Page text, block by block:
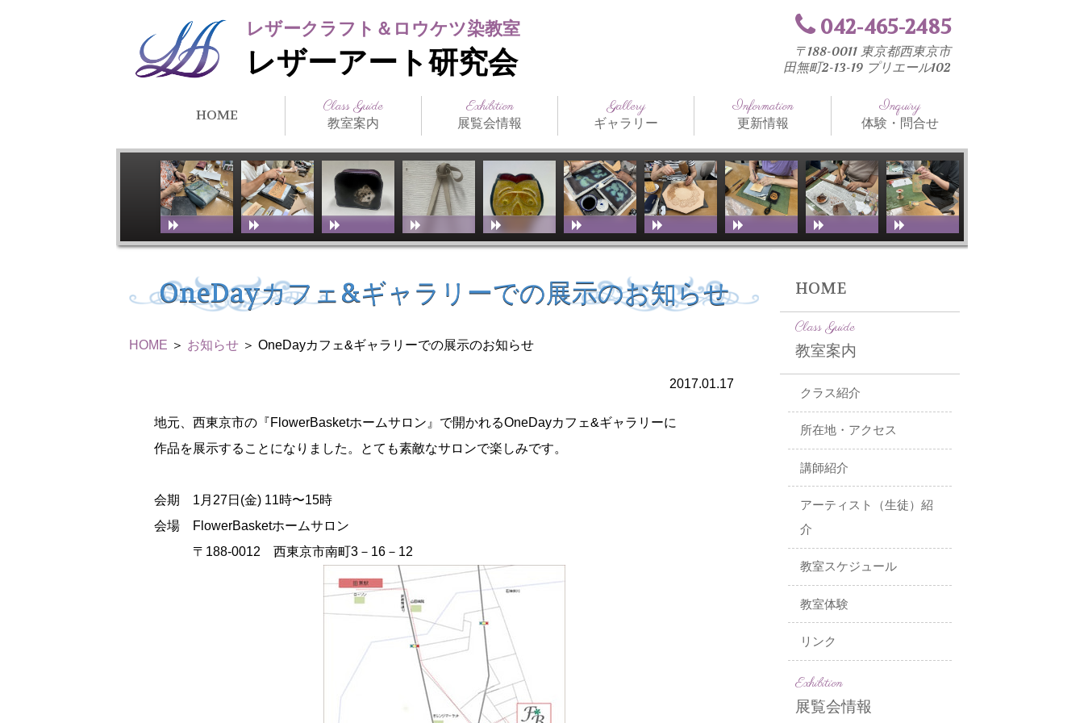
レザークラフト＆ロウケツ染教室
レザーアート研究会
042-465-2485
〒188-0011 東京都西東京市
田無町2-13-19 プリエール102
HOME Class Guide
教室案内
クラス紹介
所在地・アクセス
講師紹介
アーティスト（生
徒）紹介
教室スケジュール
教室体験
リンク
Exhibition
展覧会情報
まつだみちこ個展
教室展覧会
その他展覧会
日本の公募展
ILCE（International
Leather Craft
Exhibition）
日本革工芸展
海外の公募展
IFoLG
World Leather
Debut(Sheridan)
Gallery
ギャラリー
講師作品
生徒作品
作品別一覧
技法別一覧
販売品
メディア掲載
Information
更新情報
お知らせ
技法と工具
教室ブログ
Inquiry
体験・問合せ
OneDayカフェ&ギャラリーでの展示のお知らせ
HOME ＞ お知らせ ＞ OneDayカフェ&ギャラリーでの展示のお知らせ
2017.01.17
地元、西東京市の『FlowerBasketホームサロン』で開かれるOneDayカフェ&ギャラリーに
作品を展示することになりました。とても素敵なサロンで楽しみです。
会期 1月27日(金) 11時〜15時
会場 FlowerBasketホームサロン
〒188-0012 西東京市南町3－16－12
HOME
Class Guide
教室案内
クラス紹介
所在地・アクセス
講師紹介
アーティスト（生徒）紹
介
教室スケジュール
教室体験
リンク
Exhibition
展覧会情報